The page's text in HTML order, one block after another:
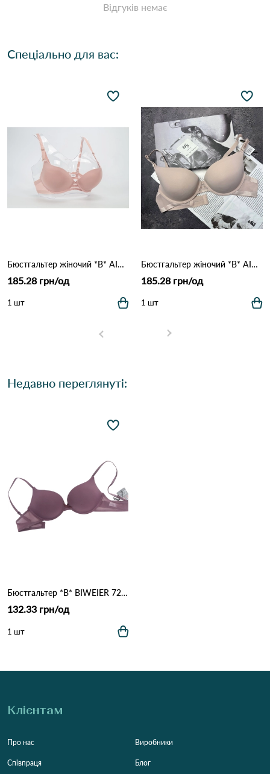
Відгуків немає
Спеціально для вас:
Бюстгальтер жіночий *B* AIMINA 1328 9,2 Пудра
185.28 грн/од
1 шт
Бюстгальтер жіночий *B* AIMINA 1328 9,2 Кофейний
185.28 грн/од
1 шт
Недавно переглянуті:
Бюстгальтер *B* BIWEIER 7223 17,1 Сіреневий
132.33 грн/од
1 шт
Клієнтам
Про нас
Співпраця
Виробники
Блог